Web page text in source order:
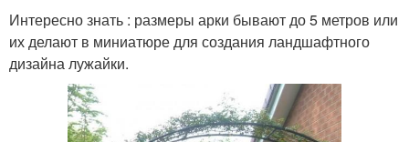
Интересно знать : размеры арки бывают до 5 метров или
их делают в миниатюре для создания ландшафтного
дизайна лужайки.